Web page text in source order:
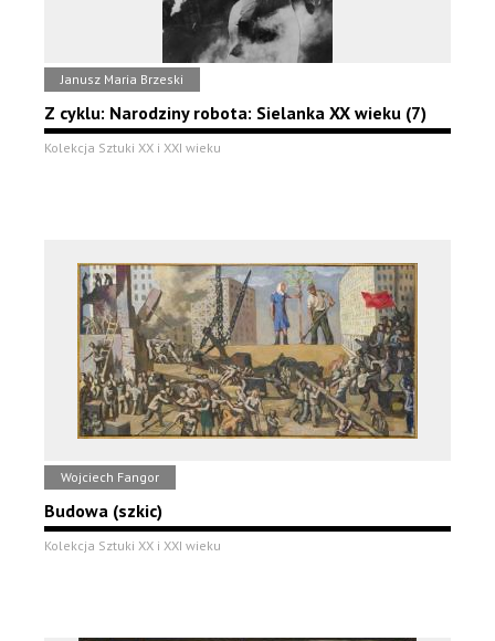
Janusz Maria Brzeski
Z cyklu: Narodziny robota: Sielanka XX wieku (7)
Kolekcja Sztuki XX i XXI wieku
Wojciech Fangor
Budowa (szkic)
Kolekcja Sztuki XX i XXI wieku